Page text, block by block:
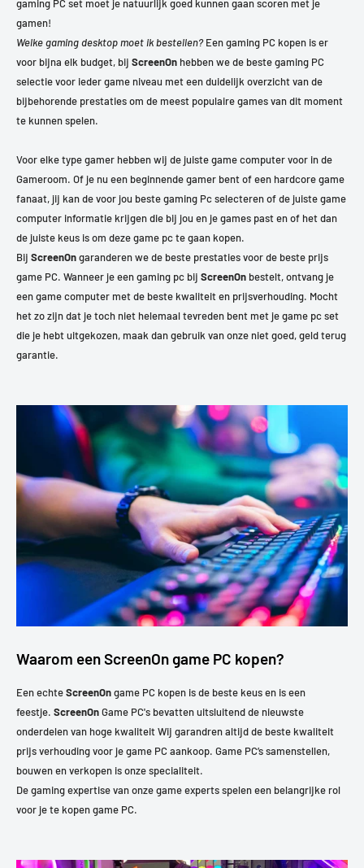
gaming PC set moet je natuurlijk goed kunnen gaan scoren met je
gamen!
Welke gaming desktop moet ik bestellen?Een gaming PC kopen is er
voor bijna elk budget, bij ScreenOn hebben we de beste gaming PC
selectie voor ieder game niveau met een duidelijk overzicht van de
bijbehorende prestaties om de meest populaire games van dit moment
te kunnen spelen.
Voor elke type gamer hebben wij de juiste game computer voor in de
Gameroom. Of je nu een beginnende gamer bent of een hardcore game
fanaat, jij kan de voor jou beste gaming Pc selecteren of de juiste game
computer informatie krijgen die bij jou en je games past en of het dan
de juiste keus is om deze game pc te gaan kopen.
Bij ScreenOngaranderen we de beste prestaties voor de beste prijs
game PC. Wanneer je een gaming pc bij ScreenOn bestelt, ontvang je
een game computer met de beste kwaliteit en prijsverhouding. Mocht
het zo zijn dat je toch niet helemaal tevreden bent met je game pc set
die je hebt uitgekozen, maak dan gebruik van onze niet goed, geld terug
garantie.
Waarom een ScreenOn game PC kopen?
Een echteScreenOngame PC kopen is de beste keus en is een
feestje. ScreenOnGame PC's bevatten uitsluitend de nieuwste
onderdelen van hoge kwaliteit Wij garandren altijd de beste kwaliteit
prijs verhouding voor je game PC aankoop. Game PC’s samenstellen,
bouwen en verkopen is onze specialiteit.
De gaming expertise van onze game experts spelen een belangrijke rol
voor je te kopen game PC.